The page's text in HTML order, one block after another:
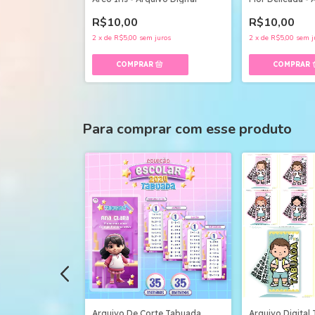
R$10,00
2 x de R$5,00 sem juros
R$10,00
2 xde R$5,00 sem
Para comprar com esse produto